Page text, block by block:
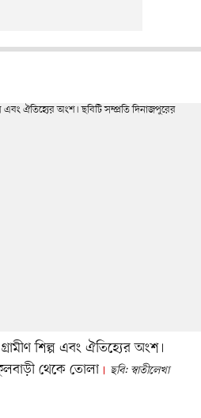
শিল্প এবং ঐতিহ্যের অংশ।
থেকে তোলা
ছবি: স্বাতীলেখা